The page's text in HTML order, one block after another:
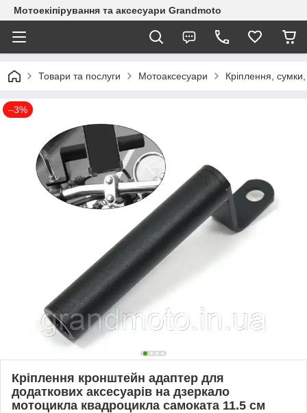
Мотоекіпірування та аксесуари Grandmoto
Товари та послуги Мотоаксесуари Кріплення,
–3%
Кріплення кронштейн адаптер для
додаткових аксесуарів на дзеркало
мотоцикла квадроцикла самоката 11.5 см